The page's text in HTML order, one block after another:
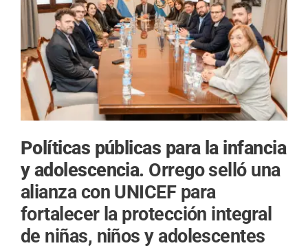
Políticas públicas para la infancia
y adolescencia. Orrego selló una
alianza con UNICEF para
fortalecer la protección integral
de niñas, niños y adolescentes